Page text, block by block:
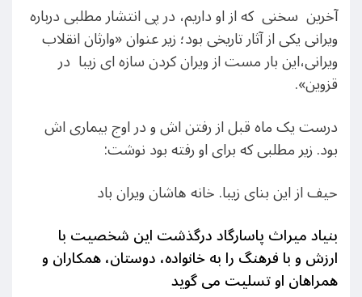
آخرین سخنی که از او داریم، در پی انتشار مطلبی درباره
ویرانی یکی از آثار تاریخی بود؛ زیر عنوان «وارثان انقلاب
ویرانی،این بار مست از ویران کردن سازه ای زیبا در
قزوین».
درست یک ماه قبل از رفتن اش و در اوج بیماری اش
بود. زیر مطلبی که برای او رفته بود نوشت:
حیف از این بنای زیبا. خانه هاشان ویران باد
بنیاد میراث پاسارگاد درگذشت این شخصیت با
ارزش و با فرهنگ را به خانواده، دوستان، همکاران و
همراهان او تسلیت می گوید